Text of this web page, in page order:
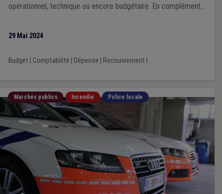
opérationnel, technique ou encore budgétaire. En complément
réglementation plus avant en termes de simplification
29 Mai 2024
Budget| Comptabilité Dépense Recouvrement|
Marchés publics Incendie Police locale